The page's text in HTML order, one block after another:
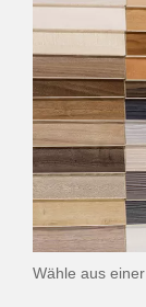
Wähle aus